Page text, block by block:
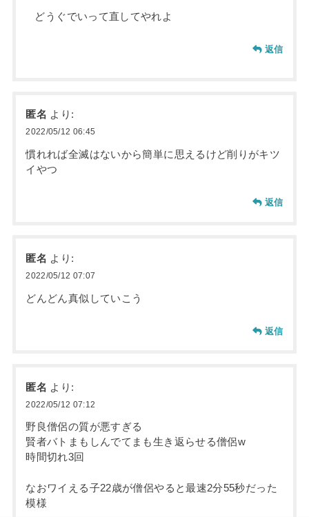
どうぐでいって直してやれよ
返信
匿名 より:
2022/05/12 06:45
慣れれば全滅はないから簡単に思えるけど削りがキツ
イやつ
返信
匿名 より:
2022/05/12 07:07
どんどん真似していこう
返信
匿名 より:
2022/05/12 07:12
野良僧侶の質が悪すぎる
賢者バトまもしんでてまも生き返らせる僧侶w
時間切れ3回
なおワイえる子22歳が僧侶やると最速2分55秒だった
模様